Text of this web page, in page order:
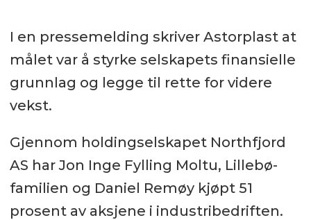
I en pressemelding skriver Astorplast at
målet var å styrke selskapets finansielle
grunnlag og legge til rette for videre
vekst.
Gjennom holdingselskapet Northfjord
AS har Jon Inge Fylling Moltu, Lillebø-
familien og Daniel Remøy kjøpt 51
prosent av aksjene i industribedriften.